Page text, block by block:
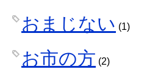
おまじない (1)
お市の方 (2)